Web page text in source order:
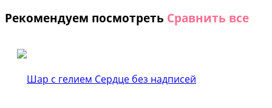
Рекомендуем посмотреть Сравнить все